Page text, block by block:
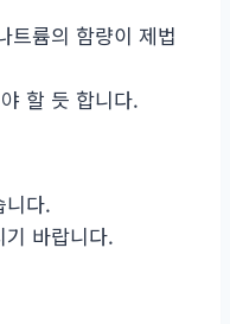
트륨의 함량이 제법
할 듯 합니다.
니다.
바랍니다.